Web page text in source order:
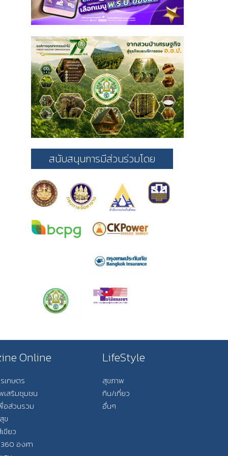
สนับสนุนการมีส่วนร่วมโดย
Online
เกษตร
เสริมชุมชน
อส่วนรวม
ข
ขียว
องศา
LifeStyle
สุขภาพ
กิน/เที่ยว
อื่นๆ